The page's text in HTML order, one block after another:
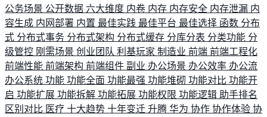
公务场景 公开数据 六大维度 内卷 内存 内存安全 内存泄漏 内
容生成 内网部署 内置 最佳实践 最佳平台 最佳选择 函数 分布
式 分布式事务 分布式架构 分布式缓存 分库分表 分类功能 分
级管控 刚需场景 创业团队 利基玩家 制造业 前端 前端工程化
前端性能 前端架构 前端组件 副业 办公场景 办公效率 办公流
办公系统 功能 功能全面 功能最强 功能堆砌 功能对比 功能开
启 功能扩展 功能拆解 功能拓展 功能权限 功能逻辑 助手排名
区别对比 医疗 十大趋势 十年变迁 升腾 华为 协作 协作体验 协